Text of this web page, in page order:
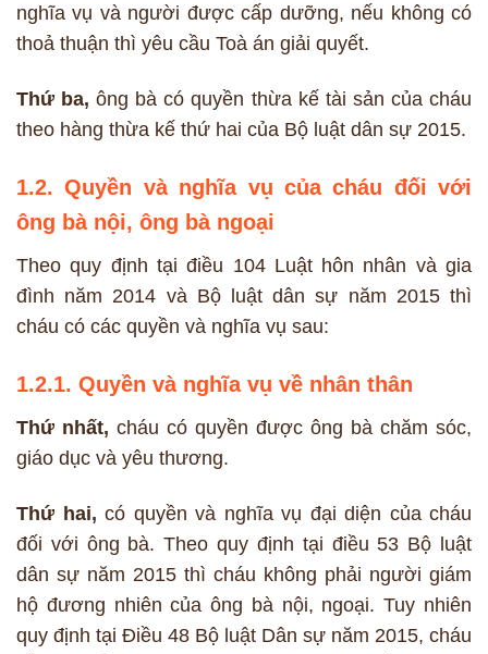
nghĩa vụ và người được cấp dưỡng, nếu không có
thoả thuận thì yêu cầu Toà án giải quyết.
Thứ ba, ông bà có quyền thừa kế tài sản của cháu
theo hàng thừa kế thứ hai của Bộ luật dân sự 2015.
1.2. Quyền và nghĩa vụ của cháu đối với
ông bà nội, ông bà ngoại
Theo quy định tại điều 104 Luật hôn nhân và gia
đình năm 2014 và Bộ luật dân sự năm 2015 thì
cháu có các quyền và nghĩa vụ sau:
1.2.1. Quyền và nghĩa vụ về nhân thân
Thứ nhất, cháu có quyền được ông bà chăm sóc,
giáo dục và yêu thương.
Thứ hai, có quyền và nghĩa vụ đại diện của cháu
đối với ông bà. Theo quy định tại điều 53 Bộ luật
dân sự năm 2015 thì cháu không phải người giám
hộ đương nhiên của ông bà nội, ngoại. Tuy nhiên
quy định tại Điều 48 Bộ luật Dân sự năm 2015, cháu